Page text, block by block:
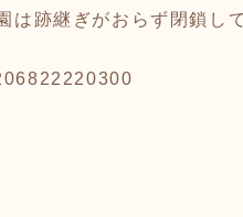
は跡継ぎがおらず閉鎖し